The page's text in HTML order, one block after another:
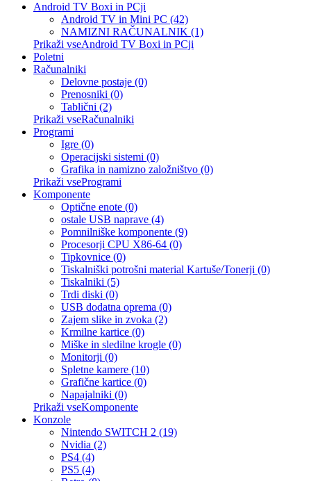
Android TV Boxi in PCji
Android TV in Mini PC (42)
NAMIZNI RAČUNALNIK (1)
Prikaži vseAndroid TV Boxi in PCji
Poletni
Računalniki
Delovne postaje (0)
Prenosniki (0)
Tablični (2)
Prikaži vseRačunalniki
Programi
Igre (0)
Operacijski sistemi (0)
Grafika in namizno založništvo (0)
Prikaži vseProgrami
Komponente
Optične enote (0)
ostale USB naprave (4)
Pomnilniške komponente (9)
Procesorji CPU X86-64 (0)
Tipkovnice (0)
Tiskalniški potrošni material Kartuše/Tonerji (0)
Tiskalniki (5)
Trdi diski (0)
USB dodatna oprema (0)
Zajem slike in zvoka (2)
Krmilne kartice (0)
Miške in sledilne krogle (0)
Monitorji (0)
Spletne kamere (10)
Grafične kartice (0)
Napajalniki (0)
Prikaži vseKomponente
Konzole
Nintendo SWITCH 2 (19)
Nvidia (2)
PS4 (4)
PS5 (4)